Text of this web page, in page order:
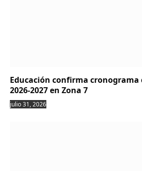
Educación confirma cronograma
2026-2027 en Zona 7
julio 31, 2026